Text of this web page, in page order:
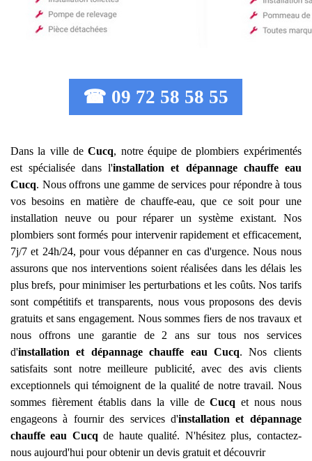
☎ 09 72 58 58 55
Dans la ville deCucq, notre équipe de plombiers expérimentés
est spécialisée dans l'installation et dépannage chauffe eau
Cucq. Nous offrons une gamme de services pour répondre à tous
vos besoins en matière de chauffe-eau, que ce soit pour une
installation neuve ou pour réparer un système existant. Nos
plombiers sont formés pour intervenir rapidement et efficacement,
7j/7 et 24h/24, pour vous dépanner en cas d'urgence. Nous nous
assurons que nos interventions soient réalisées dans les délais les
plus brefs, pour minimiser les perturbations et les coûts. Nos tarifs
sont compétitifs et transparents, nous vous proposons des devis
gratuits et sans engagement. Nous sommes fiers de nos travaux et
nous offrons une garantie de 2 ans sur tous nos services
d'installation et dépannage chauffe eau Cucq. Nos clients
satisfaits sont notre meilleure publicité, avec des avis clients
exceptionnels qui témoignent de la qualité de notre travail. Nous
sommes fièrement établis dans la ville deCucq et nous nous
engageons à fournir des services d'installation et dépannage
chauffe eau Cucq de haute qualité. N'hésitez plus, contactez-
nous aujourd'hui pour obtenir un devis gratuit et découvrir